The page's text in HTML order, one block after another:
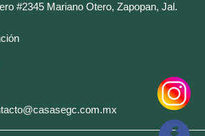
#2345 Mariano Otero, Zapopan, Jal.